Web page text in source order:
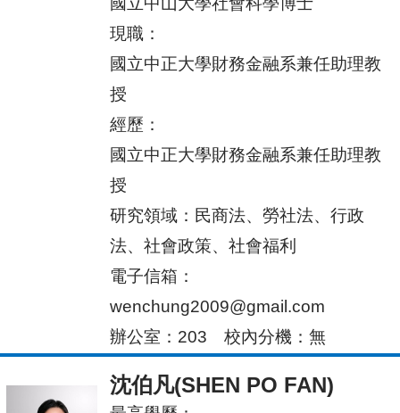
現職：
國立中正大學財務金融系兼任助理教
授
經歷：
國立中正大學財務金融系兼任助理教
授
研究領域：民商法、勞社法、行政
法、社會政策、社會福利
電子信箱：
wenchung2009@gmail.com
辦公室：203 校內分機：無
沈伯凡(SHEN PO FAN)